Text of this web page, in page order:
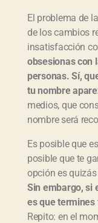
El problema de
de los cambios
insatisfacción
obsesionas con
personas. Sí,
tu nombre
medios, que
nombre será
Es posible que
posible que te
opción es
Sin embargo, si
es que
Repito: en el